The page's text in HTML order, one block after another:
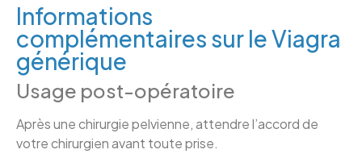
Informations
complémentaires sur le Viagra
générique
Usage post-opératoire
Après une chirurgie pelvienne, attendre l’accord de
votre chirurgien avant toute prise.